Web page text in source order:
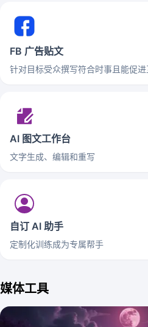
FB 广告贴文
针对目标受众撰写符合时事且能促进
AI 图文工作台
文字生成、编辑和重写
自订 AI 助手
定制化训练成为专属帮手
媒体工具